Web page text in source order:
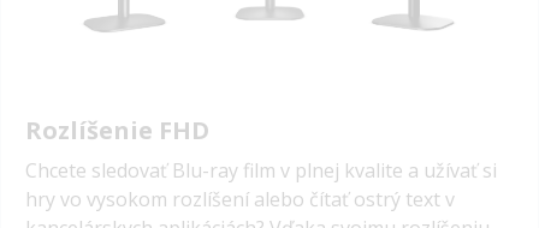
Rozlíšenie FHD
Chcete sledovať Blu-ray film v plnej kvalite a užívať si
hry vo vysokom rozlíšení alebo čítať ostrý text v